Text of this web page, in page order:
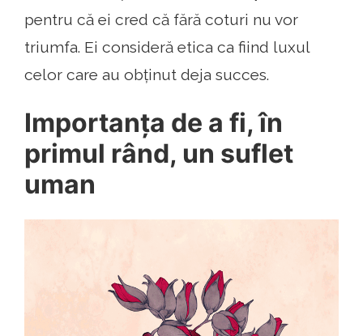
pentru că ei cred că fără coturi nu vor
triumfa. Ei consideră etica ca fiind luxul
celor care au obținut deja succes.
Importanța de a fi, în
primul rând, un suflet
uman